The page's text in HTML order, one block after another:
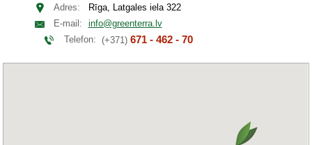
Adres:
Rīga, Latgales iela 322
E-mail:
info@greenterra.lv
Telefon: (+371) 671 - 462 - 70